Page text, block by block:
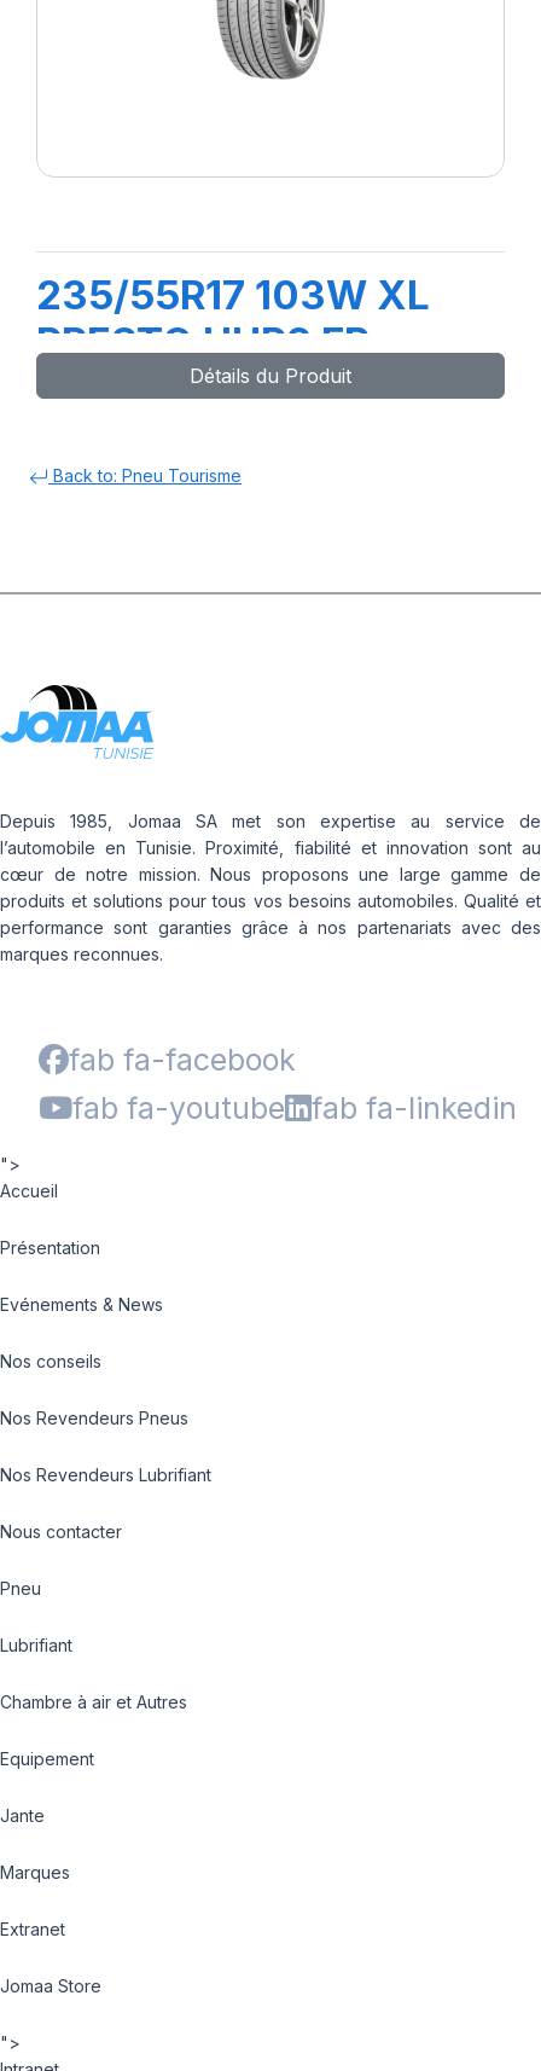
235/55R17 103W XL
PRESTO UHP2 FP
Détails du Produit
Back to: Pneu Tourisme
Depuis 1985, Jomaa SA met son expertise au service de
l’automobile en Tunisie. Proximité, fiabilité et innovation sont au
cœur de notre mission. Nous proposons une large gamme de
produits et solutions pour tous vos besoins automobiles. Qualité et
performance sont garanties grâce à nos partenariats avec des
marques reconnues.
fab fa-facebook
fab fa-youtube
fab fa-linkedin
">
Accueil
Présentation
Evénements & News
Nos conseils
Nos Revendeurs Pneus
Nos Revendeurs Lubrifiant
Nous contacter
Pneu
Lubrifiant
Chambre à air et Autres
Equipement
Jante
Marques
Extranet
Jomaa Store
">